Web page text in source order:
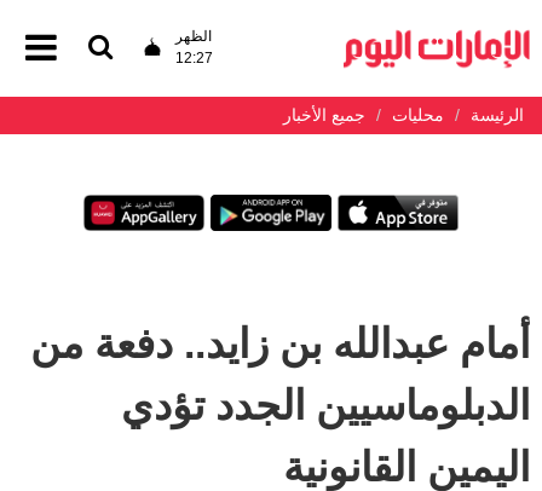
الظهر
12:27
الرئيسة محليات جميع الأخبار
أمام عبدالله بن زايد.. دفعة من
الدبلوماسيين الجدد تؤدي
اليمين القانونية